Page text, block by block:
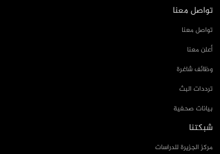
تواصل معنا
تواصل معنا
أعلن معنا
وظائف شاغرة
ترددات البث
بيانات صحفية
شبكتنا
مركز الجزيرة للدراسات